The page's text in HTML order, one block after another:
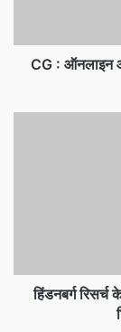
CG : ऑनलाइन
हिंडनबर्ग